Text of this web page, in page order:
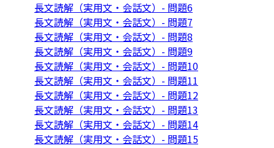
長文読解（実用文・会話文）- 問題6
長文読解（実用文・会話文）- 問題7
長文読解（実用文・会話文）- 問題8
長文読解（実用文・会話文）- 問題9
長文読解（実用文・会話文）- 問題10
長文読解（実用文・会話文）- 問題11
長文読解（実用文・会話文）- 問題12
長文読解（実用文・会話文）- 問題13
長文読解（実用文・会話文）- 問題14
長文読解（実用文・会話文）- 問題15